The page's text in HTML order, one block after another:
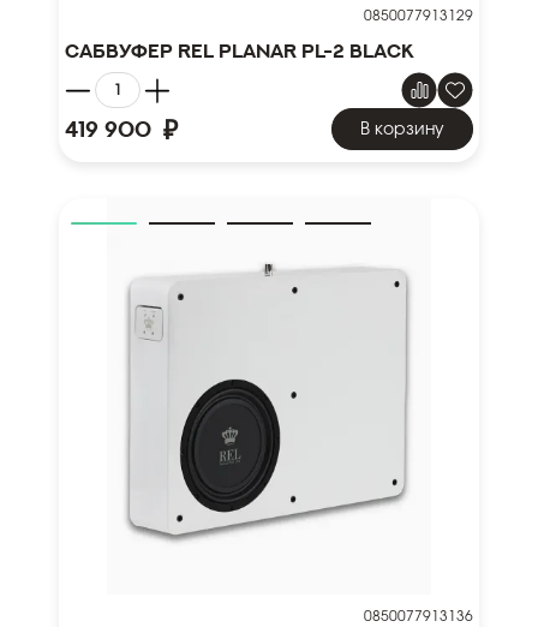
0850077913129
Сабвуфер REL Planar PL-2 Black
419 900 ₽ В корзину
0850077913136